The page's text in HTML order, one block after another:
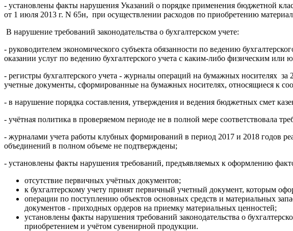
- установлены факты нарушения Указаний о порядке применения бюджетной
от 1 июля 2013 г. N 65н, при осуществлении расходов по приобретению
В нарушение требований законодательства о бухгалтерском учете:
- руководителем экономического субъекта обязанности по ведению
оказании услуг по ведению бухгалтерского учета с каким-либо физическим или
- регистры бухгалтерского учета - журналы операций на бумажных носителях
учетные документы, сформированные на бумажных носителях, относящиеся к
- в нарушение порядка составления, утверждения и ведения бюджетных смет
- учётная политика в проверяемом периоде не в полной мере соответствовала
- журналами учета работы клубных формирований в период 2017 и 2018 годов
объединений в полном объеме не подтверждены;
- установлены факты нарушения требований, предъявляемых к оформлению
отсутствие первичных учётных документов;
к бухгалтерскому учету принят первичный учетный документ, которым
операции по поступлению объектов основных средств и материальных
документов - приходных ордеров на приемку материальных ценностей;
установлены факты нарушения требований законодательства о
приобретением и учётом сувенирной продукции.